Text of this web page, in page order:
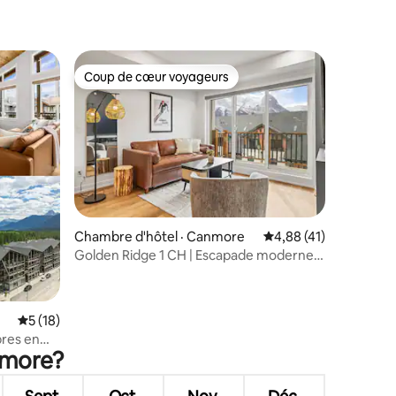
Note moyenne de 5 sur 5, 18 commentaires
5 (18)
en
Coup de cœur voyageurs
Coup de cœur voyageurs
Chambre d'hôtel · Canmore Note moyenne de
4,88 (41)
Golden Ridge 1 CH | Escapade moderne